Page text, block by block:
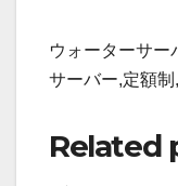
ウォーターサー
サーバー,定額
Related